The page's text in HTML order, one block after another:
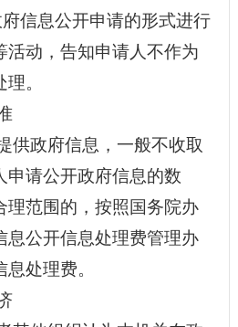
信息公开申请的形式进行
活动，告知申请人不作为
。
供政府信息，一般不收取
申请公开政府信息的数
理范围的，按照国务院办
息公开信息处理费管理办
处理费。